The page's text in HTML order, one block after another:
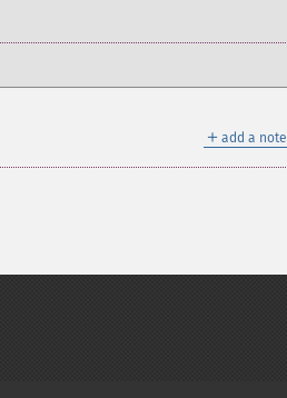
＋ add a note